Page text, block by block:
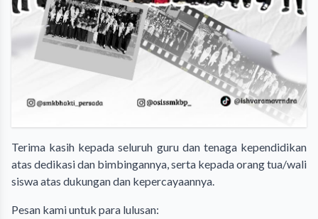
Terima kasih kepada seluruh guru dan tenaga kependidikan
atas dedikasi dan bimbingannya, serta kepada orang tua/wali
siswa atas dukungan dan kepercayaannya.
Pesan kami untuk para lulusan: